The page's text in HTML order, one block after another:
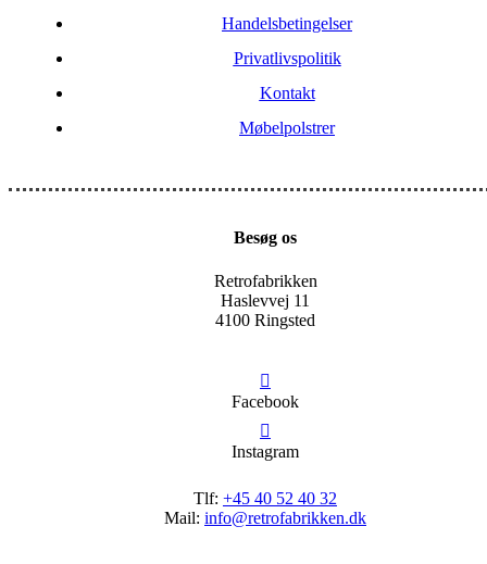
Handelsbetingelser
Privatlivspolitik
Kontakt
Møbelpolstrer
Besøg os
Retrofabrikken
Haslevvej 11
4100 Ringsted
Facebook
Instagram
Tlf: +45 40 52 40 32
Mail: info@retrofabrikken.dk